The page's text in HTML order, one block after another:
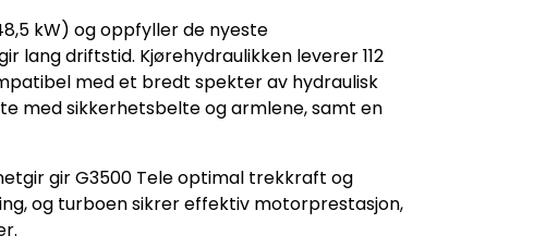
kW) og oppfyller de nyeste
lang driftstid. Kjørehydraulikken leverer 112
med et bredt spekter av hydraulisk
med sikkerhetsbelte og armlene, samt en
gir G3500 Tele optimal trekkraft og
og turboen sikrer effektiv motorprestasjon,